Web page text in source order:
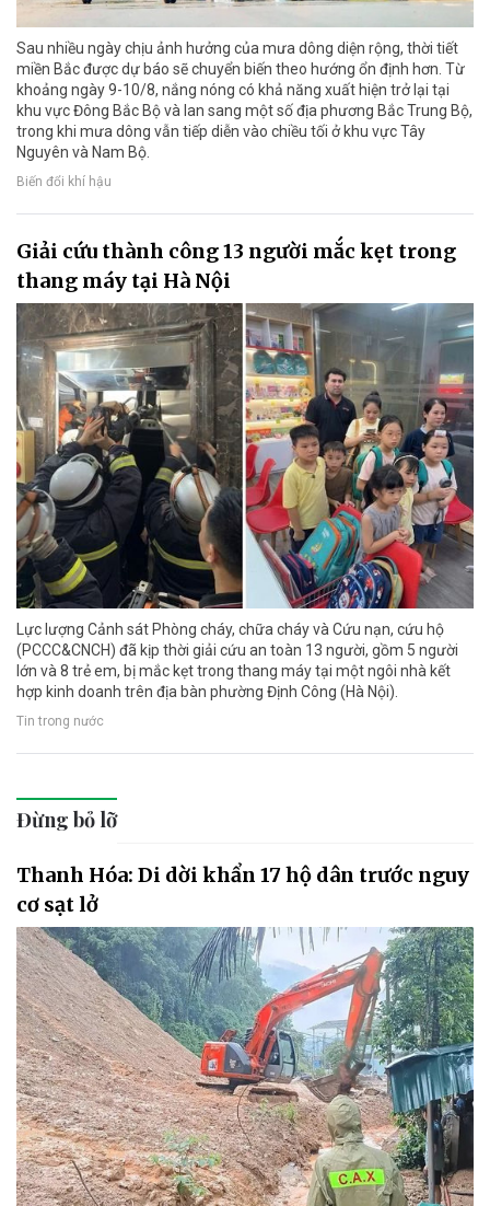
Sau nhiều ngày chịu ảnh hưởng của mưa dông diện rộng, thời tiết
miền Bắc được dự báo sẽ chuyển biến theo hướng ổn định hơn. Từ
khoảng ngày 9-10/8, nắng nóng có khả năng xuất hiện trở lại tại
khu vực Đông Bắc Bộ và lan sang một số địa phương Bắc Trung Bộ,
trong khi mưa dông vẫn tiếp diễn vào chiều tối ở khu vực Tây
Nguyên và Nam Bộ.
Biến đổi khí hậu
Giải cứu thành công 13 người mắc kẹt trong
thang máy tại Hà Nội
Lực lượng Cảnh sát Phòng cháy, chữa cháy và Cứu nạn, cứu hộ
(PCCC&CNCH) đã kịp thời giải cứu an toàn 13 người, gồm 5 người
lớn và 8 trẻ em, bị mắc kẹt trong thang máy tại một ngôi nhà kết
hợp kinh doanh trên địa bàn phường Định Công (Hà Nội).
Tin trong nước
Đừng bỏ lỡ
Thanh Hóa: Di dời khẩn 17 hộ dân trước nguy
cơ sạt lở